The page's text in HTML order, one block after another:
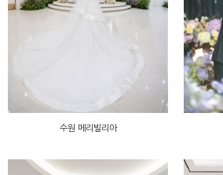
수원 메리빌리아